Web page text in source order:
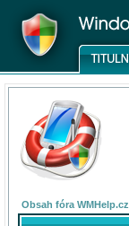
Obsah fóra WMHelp.cz